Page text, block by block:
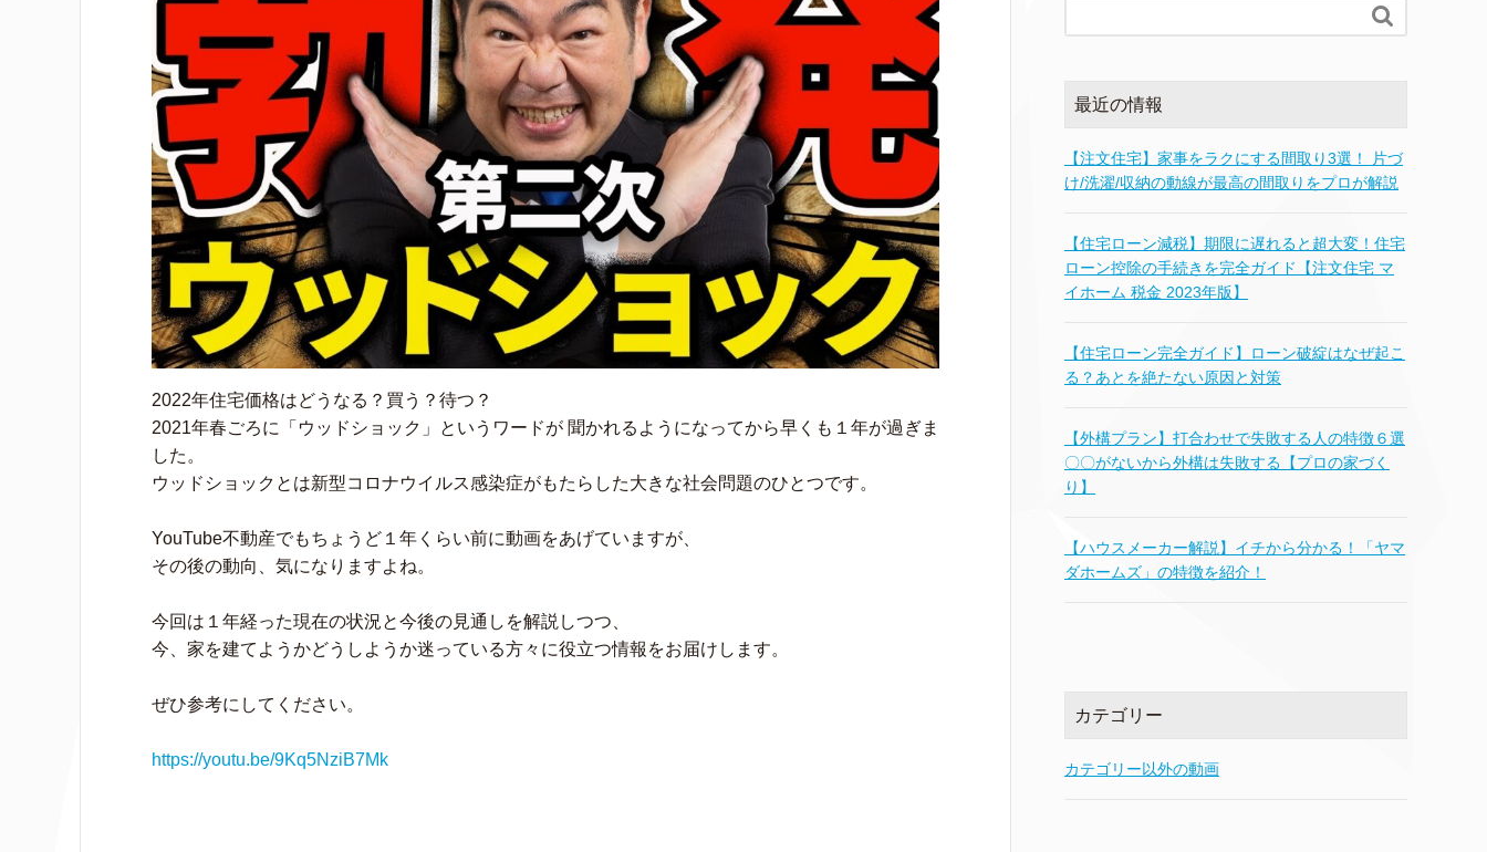
2022年住宅価格はどうなる？買う？待つ？
2021年春ごろに「ウッドショック」というワードが 聞かれるようになってから早くも１年が過ぎま
した。
ウッドショックとは新型コロナウイルス感染症がもたらした大きな社会問題のひとつです。
YouTube不動産でもちょうど１年くらい前に動画をあげていますが、
その後の動向、気になりますよね。
今回は１年経った現在の状況と今後の見通しを解説しつつ、
今、家を建てようかどうしようか迷っている方々に役立つ情報をお届けします。
ぜひ参考にしてください。
https://youtu.be/9Kq5NziB7Mk

最近の情報
【注文住宅】家事をラクにする間取り3選！ 片づ
け/洗濯/収納の動線が最高の間取りをプロが解説
【住宅ローン減税】期限に遅れると超大変！住宅
ローン控除の手続きを完全ガイド【注文住宅 マ
イホーム 税金 2023年版】
【住宅ローン完全ガイド】ローン破綻はなぜ起こ
る？あとを絶たない原因と対策
【外構プラン】打合わせで失敗する人の特徴６選
〇〇がないから外構は失敗する【プロの家づく
り】
【ハウスメーカー解説】イチから分かる！「ヤマ
ダホームズ」の特徴を紹介！
カテゴリー
カテゴリー以外の動画